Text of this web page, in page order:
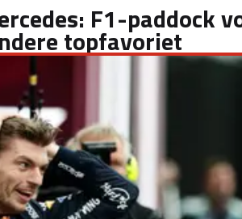
F1-paddock
topfavoriet